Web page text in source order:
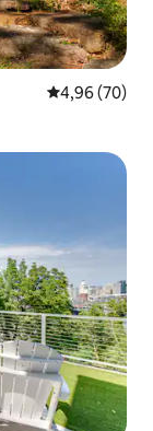
4,96 af 5 í
4,96 (70)